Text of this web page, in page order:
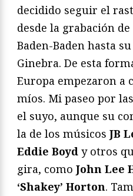
decidido seguir el
desde la grabación
Baden-Baden hasta
Ginebra. De esta
Europa empezaron a
míos. Mi paseo por
el suyo, aunque su
la de los músicos JB
Eddie Boyd y otros
gira, como John Lee
‘Shakey’ Horton.